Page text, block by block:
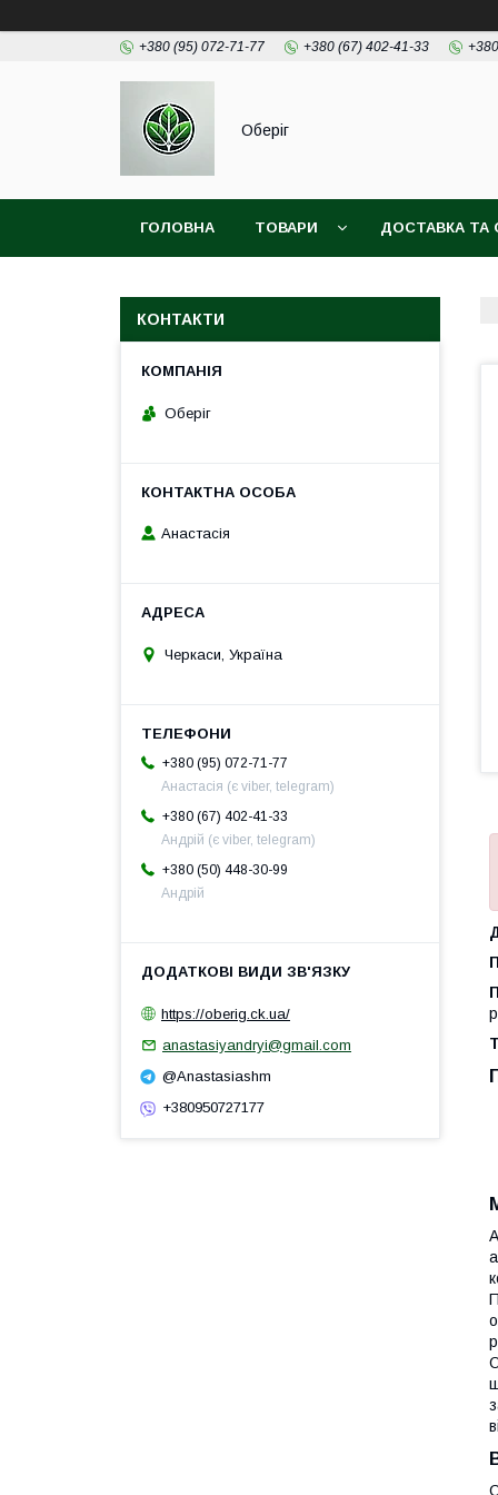
+380 (95) 072-71-77 +380 (67) 402-41-33
Оберіг
ГОЛОВНА ТОВАРИ ДОСТАВКА ТА
КОНТАКТИ
Оберіг
Анастасія
Черкаси, Україна
+380 (95) 072-71-77
Анастасія (є viber, telegram)
+380 (67) 402-41-33
Андрій (є viber, telegram)
+380 (50) 448-30-99
Андрій
https://oberig.ck.ua/
anastasiyandryi@gmail.com
@Anastasiashm
+380950727177